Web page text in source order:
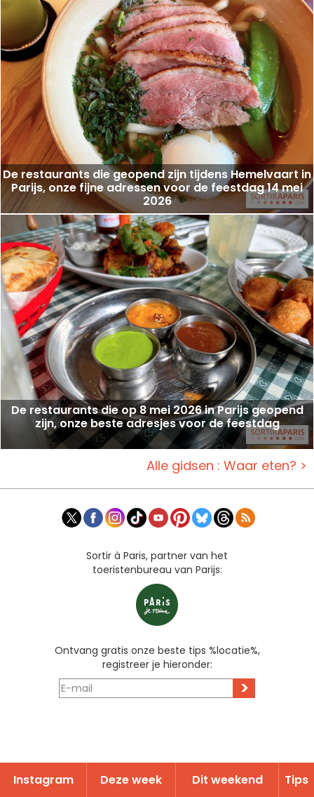
De restaurants die geopend zijn tijdens Hemelvaart in
Parijs, onze fijne adressen voor de feestdag 14 mei
2026
De restaurants die op 8 mei 2026 in Parijs geopend
zijn, onze beste adresjes voor de feestdag
Alle gidsen : Waar eten? >
Sortir à Paris, partner van het
toeristenbureau van Parijs:
Ontvang gratis onze beste tips %locatie%,
registreer je hieronder:
>
Instagram Deze week Dit weekend Tips